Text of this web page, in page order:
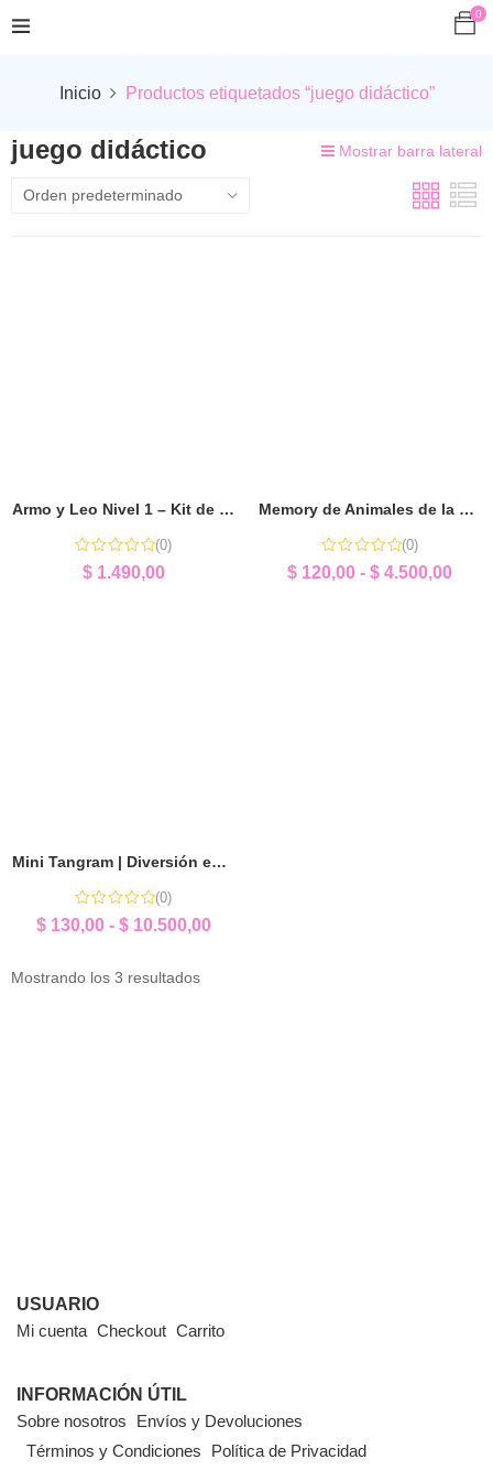
0
Inicio Productos etiquetados “juego didáctico”
juego didáctico Mostrar barra lateral
Armo y Leo Nivel 1 – Kit de Construcción de Sílabas
(0)
$1.490,00
Memory de Animales de la Granja | Sorpresita Educativa
(0)
$ 120,00 - $ 4.500,00
Mini Tangram | Diversión en Cada Pieza
(0)
$130,00 - $10.500,00
Mostrando los 3 resultados
USUARIO
Mi cuenta Checkout Carrito
INFORMACIÓN ÚTIL
Sobre nosotros
Envíos y Devoluciones
Términos y Condiciones
Política de Privacidad